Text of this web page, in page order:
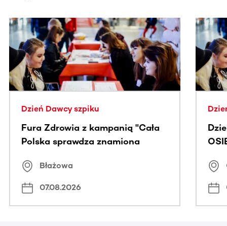
Ta sekcja zawiera treści przewijane w poziomie. Użyj
Dzień Dawcy szpiku
Fura Zdrowia z kampanią "Cała
Polska sprawdza znamiona
Błażowa
07.08.2026